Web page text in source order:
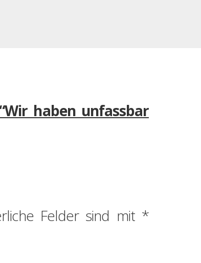
haben unfassbar
Felder sind mit *